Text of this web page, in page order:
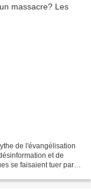
de l'évangélisation
et de
se faisaient tuer par